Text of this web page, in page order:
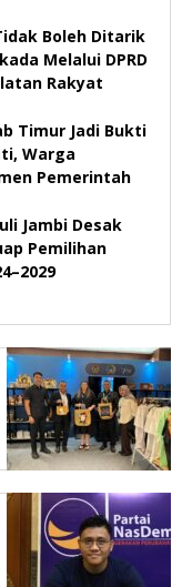
Boleh Ditarik
Melalui DPRD
Rakyat
Timur Jadi Bukti
Warga
Pemerintah
Jambi Desak
Pemilihan